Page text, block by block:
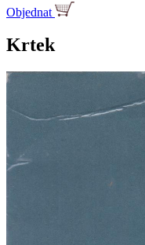
Objednat
Krtek